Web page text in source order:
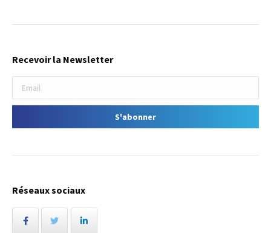
Recevoir la Newsletter
Réseaux sociaux